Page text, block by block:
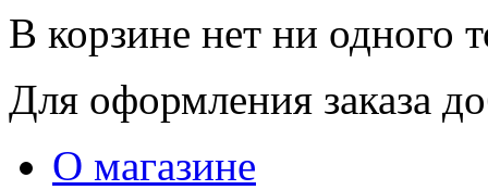
В корзине нет ни одного
Для оформления заказа
О магазине